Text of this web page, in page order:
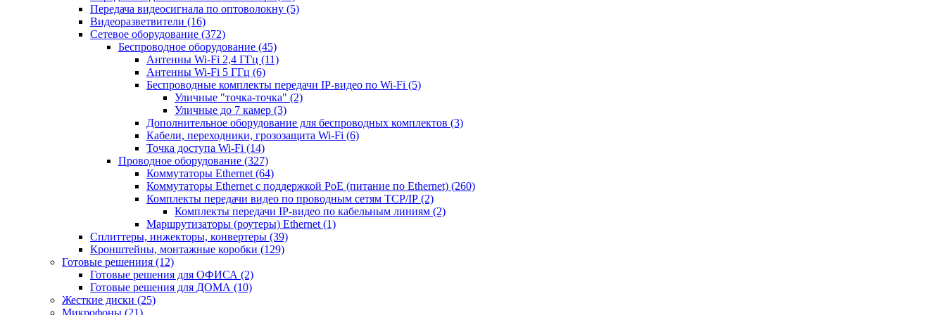
Передача видеосигнала по оптоволокну (5)
Видеоразветвители (16)
Сетевое оборудование (372)
Беспроводное оборудование (45)
Антенны Wi-Fi 2,4 ГГц (11)
Антенны Wi-Fi 5 ГГц (6)
Беспроводные комплекты передачи IP-видео по Wi-Fi (5)
Уличные "точка-точка" (2)
Уличные до 7 камер (3)
Дополнительное оборудование для беспроводных комплектов (3)
Кабели, переходники, грозозащита Wi-Fi (6)
Точка доступа Wi-Fi (14)
Проводное оборудование (327)
Коммутаторы Ethernet (64)
Коммутаторы Ethernet с поддержкой PoE (питание по Ethernet) (260)
Комплекты передачи видео по проводным сетям TCP/IP (2)
Комплекты передачи IP-видео по кабельным линиям (2)
Маршрутизаторы (роутеры) Ethernet (1)
Сплиттеры, инжекторы, конвертеры (39)
Кронштейны, монтажные коробки (129)
Готовые решениия (12)
Готовые решения для ОФИСА (2)
Готовые решения для ДОМА (10)
Жесткие диски (25)
Микрофоны (21)